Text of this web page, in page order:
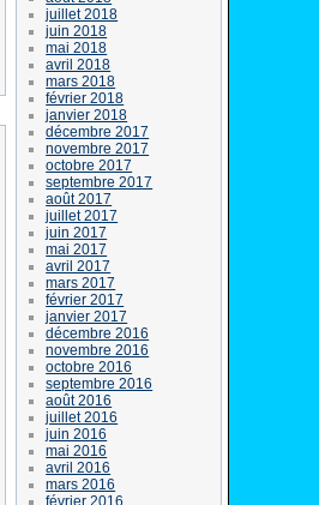
juillet 2018
juin 2018
mai 2018
avril 2018
mars 2018
février 2018
janvier 2018
décembre 2017
novembre 2017
octobre 2017
septembre 2017
août 2017
juillet 2017
juin 2017
mai 2017
avril 2017
mars 2017
février 2017
janvier 2017
décembre 2016
novembre 2016
octobre 2016
septembre 2016
août 2016
juillet 2016
juin 2016
mai 2016
avril 2016
mars 2016
février 2016